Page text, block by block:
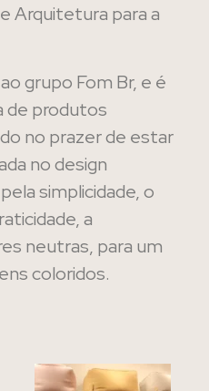
Arquitetura para a
grupo Fom Br, e é
de produtos
no prazer de estar
no design
simplicidade, o
a
neutras, para um
coloridos.